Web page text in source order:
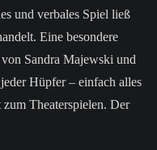
und verbales Spiel ließ
Eine besondere
Sandra Majewski und
Hüpfer – einfach alles
Theaterspielen. Der